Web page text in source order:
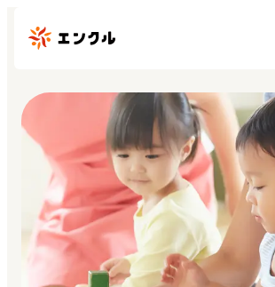
保育園・幼稚園を探す
地図から探す
地域から探す
マイページ